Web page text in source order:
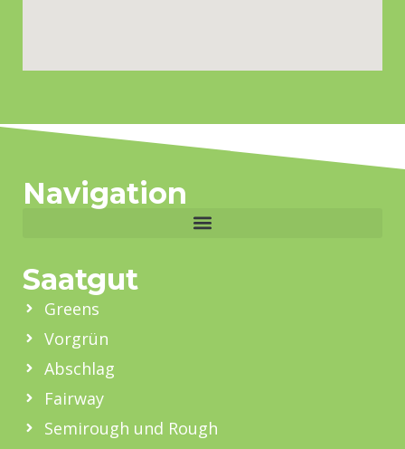
Navigation
Saatgut
Greens
Vorgrün
Abschlag
Fairway
Semirough und Rough